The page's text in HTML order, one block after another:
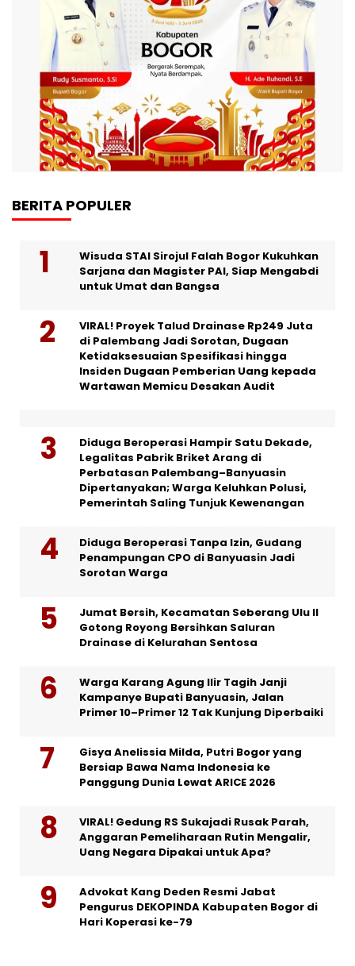
BERITA POPULER
Wisuda STAI Sirojul Falah Bogor Kukuhkan
Sarjana dan Magister PAI, Siap Mengabdi
untuk Umat dan Bangsa
VIRAL! Proyek Talud Drainase Rp249 Juta
di Palembang Jadi Sorotan, Dugaan
Ketidaksesuaian Spesifikasi hingga
Insiden Dugaan Pemberian Uang kepada
Wartawan Memicu Desakan Audit
Diduga Beroperasi Hampir Satu Dekade,
Legalitas Pabrik Briket Arang di
Perbatasan Palembang–Banyuasin
Dipertanyakan; Warga Keluhkan Polusi,
Pemerintah Saling Tunjuk Kewenangan
Diduga Beroperasi Tanpa Izin, Gudang
Penampungan CPO di Banyuasin Jadi
Sorotan Warga
Jumat Bersih, Kecamatan Seberang Ulu II
Gotong Royong Bersihkan Saluran
Drainase di Kelurahan Sentosa
Warga Karang Agung Ilir Tagih Janji
Kampanye Bupati Banyuasin, Jalan
Primer 10–Primer 12 Tak Kunjung Diperbaiki
Gisya Anelissia Milda, Putri Bogor yang
Bersiap Bawa Nama Indonesia ke
Panggung Dunia Lewat ARICE 2026
VIRAL! Gedung RS Sukajadi Rusak Parah,
Anggaran Pemeliharaan Rutin Mengalir,
Uang Negara Dipakai untuk Apa?
Advokat Kang Deden Resmi Jabat
Pengurus DEKOPINDA Kabupaten Bogor di
Hari Koperasi ke-79